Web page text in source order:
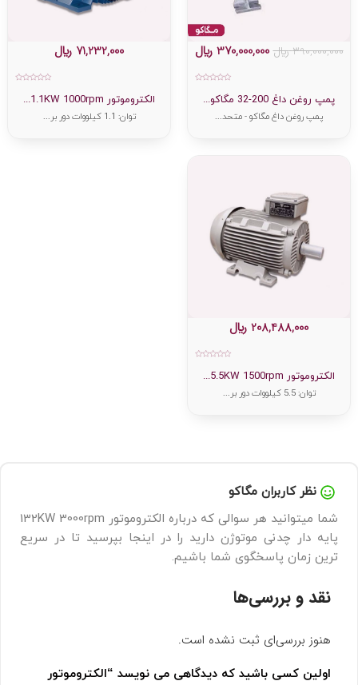
پمپ روغن داغ 200-32 مگاکو...
390,000,000﷼ 370,000,000 ﷼
پمپ روغن داغ مگاکو - متحد...
الکتروموتور 1.1KW 1000rpm...
71,232,000 ﷼
توان: 1.1 کیلووات دور بر...
الکتروموتور 5.5KW 1500rpm...
208,488,000 ﷼
توان: 5.5 کیلووات دور بر...
نظر کاربران مگاکو
شما میتوانید هر سوالی که درباره الکتروموتور 132KW 3000rpm
پایه دار چدنی موتوژن دارید را در اینجا بپرسید تا در سریع
ترین زمان پاسخگوی شما باشیم.
نقد و بررسی‌ها
هنوز بررسی‌ای ثبت نشده است.
اولین کسی باشید که دیدگاهی می نویسد “الکتروموتور